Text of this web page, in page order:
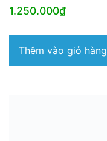
1.250.000₫
Thêm vào giỏ hàng